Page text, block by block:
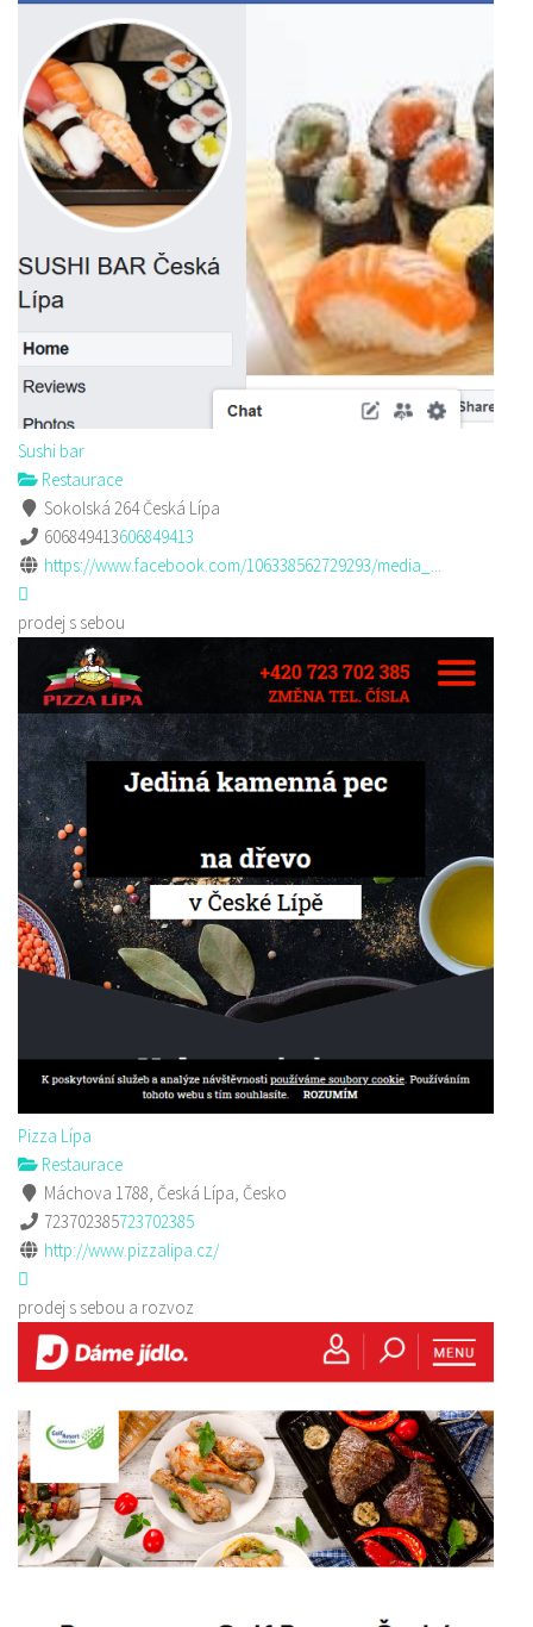
Sushi bar
Restaurace
Sokolská 264 Česká Lípa
606849413606849413
https://www.facebook.com/106338562729293/media_...
prodej s sebou
Pizza Lípa
Restaurace
Máchova 1788, Česká Lípa, Česko
723702385723702385
http://www.pizzalipa.cz/
prodej s sebou a rozvoz